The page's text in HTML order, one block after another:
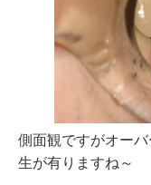
側面観ですがオー
生が有りますね～